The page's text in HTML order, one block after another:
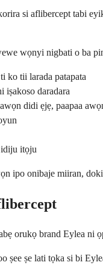
si aflibercept tabi
wọnyi nigbati o ba
ko tii larada patapata
iṣakoso daradara
didi ẹjẹ, paapaa
itọju
ipo onibaje miiran,
orukọ brand Eylea ni
ṣee ṣe lati tọka si bi